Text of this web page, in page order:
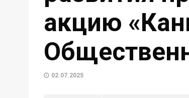
акцию
02.07.2025